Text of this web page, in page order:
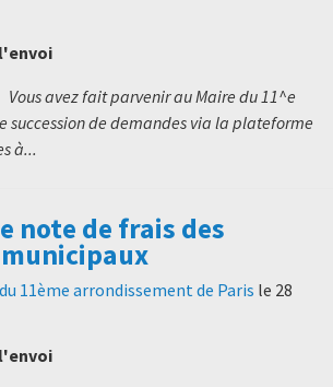
avez fait parvenir au Maire du 11^e
succession de demandes via la plateforme
à...
note de frais des
11ème arrondissement de Paris le 28